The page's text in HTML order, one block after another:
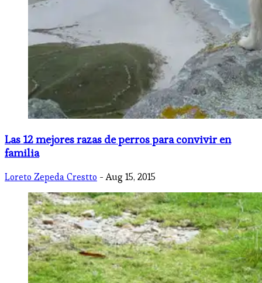
Las 12 mejores razas de perros para convivir en
familia
Loreto Zepeda Crestto - Aug 15, 2015